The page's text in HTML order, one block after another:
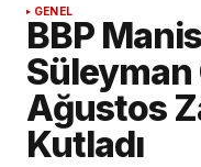
GENEL
BBP
Ağustos
Kutladı